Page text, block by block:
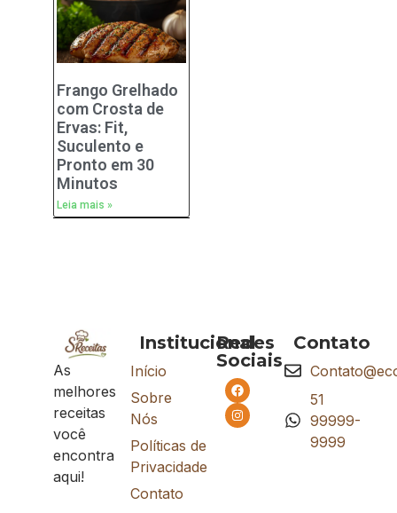
Frango Grelhado
com Crosta de
Ervas: Fit,
Suculento e
Pronto em 30
Minutos
Leia mais »
As
melhores
receitas
você
encontra
aqui!
Institucional
Início
Sobre
Nós
Políticas de
Privacidade
Contato
Redes
Sociais
Contato
51
99999-
9999